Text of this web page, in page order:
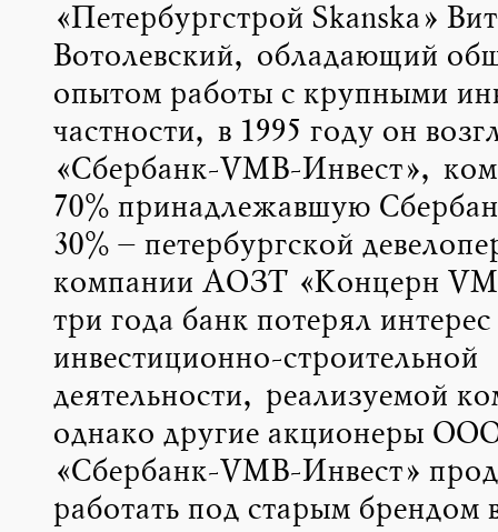
«Петербургстрой Skanska»
Вотолевский, обладающий
опытом работы с крупными
частности, в 1995 году он
«Сбербанк-VMB-Инвест»,
70% принадлежавшую
30% – петербургской
компании АОЗТ «Концерн
три года банк потерял интерес
инвестиционно-строительной
деятельности, реализуемой
однако другие акционеры
«Сбербанк-VMB-Инвест»
работать под старым брендом